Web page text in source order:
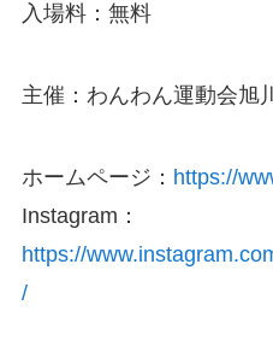
入場料：無料
主催：わんわん運動会旭
ホームページ： https://
Instagram：
https://
/